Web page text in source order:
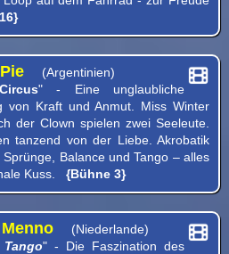
(Argentinien)
" - Eine unglaubliche
von Kraft und Anmut. Miss Winter
der Clown spielen zwei Seeleute.
tanzend von der Liebe. Akrobatik
Balance und Tango – alles
Kuss. {Bühne 3}
(Niederlande)
" - Die Faszination des